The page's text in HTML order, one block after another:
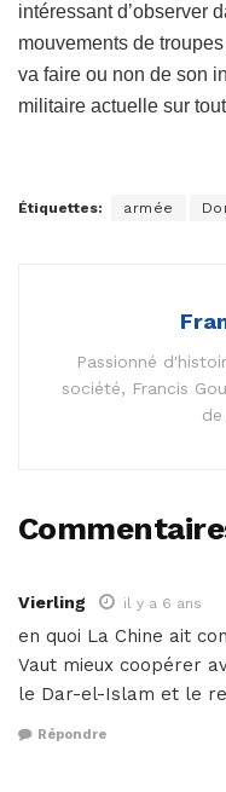
intéressant d’observer
mouvements de
va faire ou non de son
militaire actuelle sur
Étiquettes: armée
Passionné
société, Francis
Vierling il y a 6 ans
en quoi La Chine ait
Vaut mieux coopérer
le Dar-el-Islam et le
Répondre